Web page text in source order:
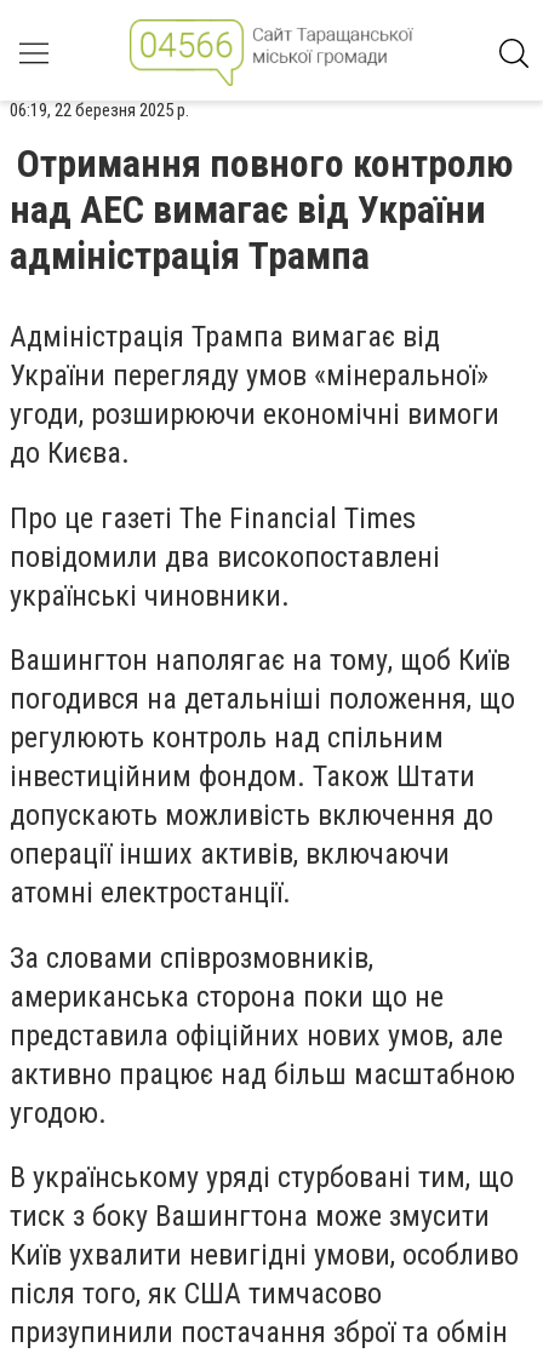
06:19, 22 березня 2025 р.
Отримання повного контролю
над АЕС вимагає від України
адміністрація Трампа
Адміністрація Трампа вимагає від
України перегляду умов «мінеральної»
угоди, розширюючи економічні вимоги
до Києва.
Про це газеті The Financial Times
повідомили два високопоставлені
українські чиновники.
Вашингтон наполягає на тому, щоб Київ
погодився на детальніші положення, що
регулюють контроль над спільним
інвестиційним фондом. Також Штати
допускають можливість включення до
операції інших активів, включаючи
атомні електростанції.
За словами співрозмовників,
американська сторона поки що не
представила офіційних нових умов, але
активно працює над більш масштабною
угодою.
В українському уряді стурбовані тим, що
тиск з боку Вашингтона може змусити
Київ ухвалити невигідні умови, особливо
після того, як США тимчасово
призупинили постачання зброї та обмін